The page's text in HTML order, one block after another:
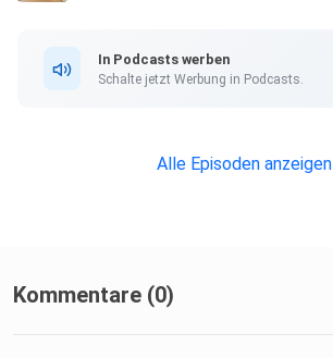
In Podcasts werben
Schalte jetzt Werbung in Podcasts.
Alle Episoden anzeigen
Kommentare (0)